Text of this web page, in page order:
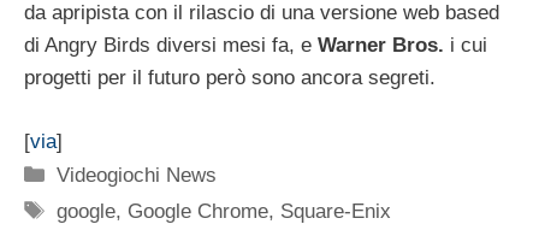
da apripista con il rilascio di una versione web based
di Angry Birds diversi mesi fa, e Warner Bros. i cui
progetti per il futuro però sono ancora segreti.
[via]
Categorie
Videogiochi News
Tag
google, Google Chrome, Square-Enix